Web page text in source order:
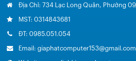
Địa Chỉ: 734 Lạc Long Quân, Phường
MST: 0314843681
ĐT: 0985.051.054
Email: giaphatcomputer153@gmail.com